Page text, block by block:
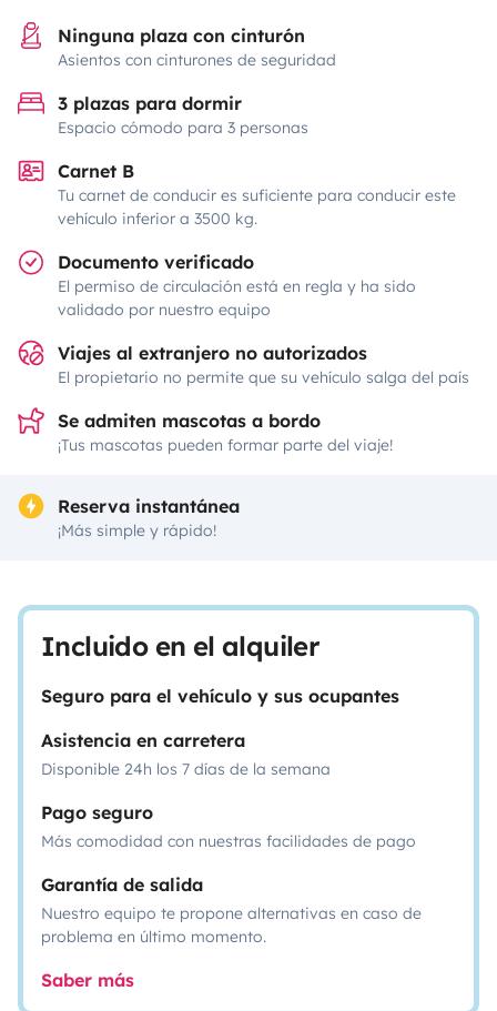
Ninguna plaza con cinturón
Asientos con cinturones de seguridad
3 plazas para dormir
Espacio cómodo para 3 personas
Carnet B
Tu carnet de conducir es suficiente para conducir este
vehículo inferior a 3500 kg.
Documento verificado
El permiso de circulación está en regla y ha sido
validado por nuestro equipo
Viajes al extranjero no autorizados
El propietario no permite que su vehículo salga del país
Se admiten mascotas a bordo
¡Tus mascotas pueden formar parte del viaje!
Reserva instantánea
¡Más simple y rápido!
Incluido en el alquiler
Seguro para el vehículo y sus ocupantes
Asistencia en carretera
Disponible 24h los 7 días de la semana
Pago seguro
Más comodidad con nuestras facilidades de pago
Garantía de salida
Nuestro equipo te propone alternativas en caso de
problema en último momento.
Saber más